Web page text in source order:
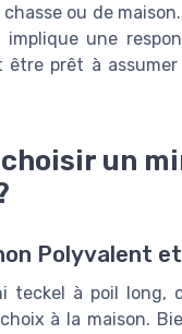
ou de
implique une
être prêt à
un
Polyvalent
teckel à poil long,
à la maison.